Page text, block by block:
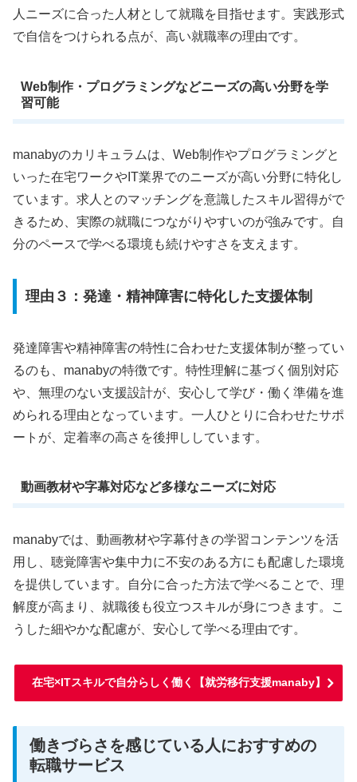
人ニーズに合った人材として就職を目指せます。実践形式
で自信をつけられる点が、高い就職率の理由です。
Web制作・プログラミングなどニーズの高い分野を学
習可能
manabyのカリキュラムは、Web制作やプログラミングと
いった在宅ワークやIT業界でのニーズが高い分野に特化し
ています。求人とのマッチングを意識したスキル習得がで
きるため、実際の就職につながりやすいのが強みです。自
分のペースで学べる環境も続けやすさを支えます。
理由３：発達・精神障害に特化した支援体制
発達障害や精神障害の特性に合わせた支援体制が整ってい
るのも、manabyの特徴です。特性理解に基づく個別対応
や、無理のない支援設計が、安心して学び・働く準備を進
められる理由となっています。一人ひとりに合わせたサポ
ートが、定着率の高さを後押ししています。
動画教材や字幕対応など多様なニーズに対応
manabyでは、動画教材や字幕付きの学習コンテンツを活
用し、聴覚障害や集中力に不安のある方にも配慮した環境
を提供しています。自分に合った方法で学べることで、理
解度が高まり、就職後も役立つスキルが身につきます。こ
うした細やかな配慮が、安心して学べる理由です。
在宅×ITスキルで自分らしく働く【就労移行支援manaby】
働きづらさを感じている人におすすめの
転職サービス